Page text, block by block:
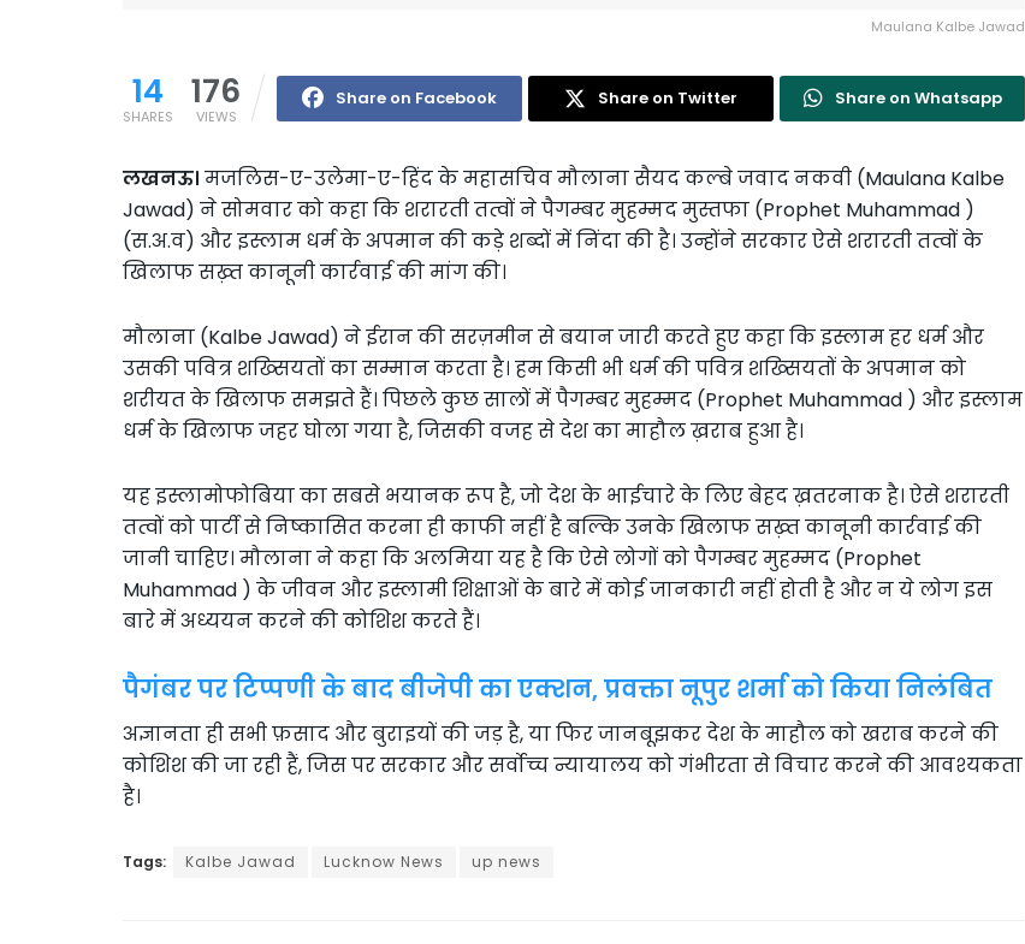
Maulana Kalbe Jawad
14
SHARES
176
VIEWS
Share on Facebook Share on Twitter Share on Whatsapp
लखनऊ। मजलिस-ए-उलेमा-ए-हिंद के महासचिव मौलाना सैयद कल्बे जवाद नकवी (Maulana Kalbe
Jawad) ने सोमवार को कहा कि शरारती तत्वों ने पैगम्बर मुहम्मद मुस्तफा (Prophet Muhammad )
(स.अ.व) और इस्लाम धर्म के अपमान की कड़े शब्दों में निंदा की है। उन्होंने सरकार ऐसे शरारती तत्वों के
खिलाफ सख़्त कानूनी कार्रवाई की मांग की।
मौलाना (Kalbe Jawad) ने ईरान की सरज़मीन से बयान जारी करते हुए कहा कि इस्लाम हर धर्म और
उसकी पवित्र शख्सियतों का सम्मान करता है। हम किसी भी धर्म की पवित्र शख्सियतों के अपमान को
शरीयत के खिलाफ समझते हैं। पिछले कुछ सालों में पैगम्बर मुहम्मद (Prophet Muhammad ) और इस्लाम
धर्म के खिलाफ जहर घोला गया है, जिसकी वजह से देश का माहौल ख़राब हुआ है।
यह इस्लामोफोबिया का सबसे भयानक रूप है, जो देश के भाईचारे के लिए बेहद ख़तरनाक है। ऐसे शरारती
तत्वों को पार्टी से निष्कासित करना ही काफी नहीं है बल्कि उनके खिलाफ सख़्त कानूनी कार्रवाई की
जानी चाहिए। मौलाना ने कहा कि अलमिया यह है कि ऐसे लोगों को पैगम्बर मुहम्मद (Prophet
Muhammad ) के जीवन और इस्लामी शिक्षाओं के बारे में कोई जानकारी नहीं होती है और न ये लोग इस
बारे में अध्ययन करने की कोशिश करते हैं।
पैगंबर पर टिप्पणी के बाद बीजेपी का एक्शन, प्रवक्ता नूपुर शर्मा को किया निलंबित
अज्ञानता ही सभी फ़साद और बुराइयों की जड़ है, या फिर जानबूझकर देश के माहौल को खराब करने की
कोशिश की जा रही हैं, जिस पर सरकार और सर्वोच्च न्यायालय को गंभीरता से विचार करने की आवश्यकता
है।
Tags: Kalbe Jawad Lucknow News up news